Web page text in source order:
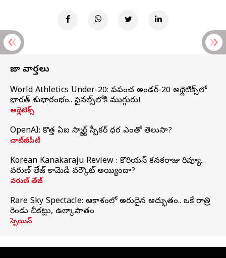
తాజా వార్తలు
World Athletics Under-20: ప్రపంచ అండర్-20 అథ్లెటిక్స్‌లో
భారత్‌ శుభారంభం.. ఫైనల్స్‌లోకి ముగ్గురు!
అథ్లెటిక్స్
OpenAI: కొత్త ఏఐ స్మార్ట్ స్పీకర్ ధర ఎంతో తెలుసా?
చాట్‌జీపీటీ
Korean Kanakaraju Review : కొరియన్ కనకరాజు రివ్యూ..
వరుణ్ తేజ్ కామెడీ వర్కౌట్ అయ్యిందా?
వరుణ్ తేజ్
Rare Sky Spectacle: ఆకాశంలో అరుదైన అద్భుతం.. ఒకే రాత్రి
రెండు చీకట్లు, ఉల్కాపాతం
స్పెయిన్